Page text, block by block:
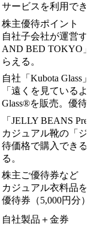
サービスを利用で
株主優待ポイント
自社子会社が運営す
AND BED TOKYO
らえる。
自社「Kubota Glass
「遠くを見ている
Glass®を販売。優
「JELLY BEANS
カジュアル靴の「
待価格で購入でき
る。
株主ご優待券など
カジュアル衣料品
優待券（5,000円分
自社製品＋金券